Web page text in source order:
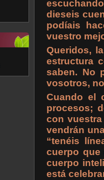
dieseis
podíais
vuestro
Queridos,
estructura
saben. No
vosotros,
Cuando el
procesos;
con
vendrán
“tenéis
cuerpo que
cuerpo
está